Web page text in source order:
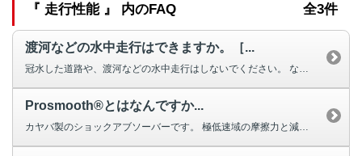
『 走行性能 』 内のFAQ 全3件
渡河などの水中走行はできますか。［...
Prosmooth®とはなんですか...
カヤバ製のショックアブソーバーです。 極低速域の摩擦力と減衰力調整により...